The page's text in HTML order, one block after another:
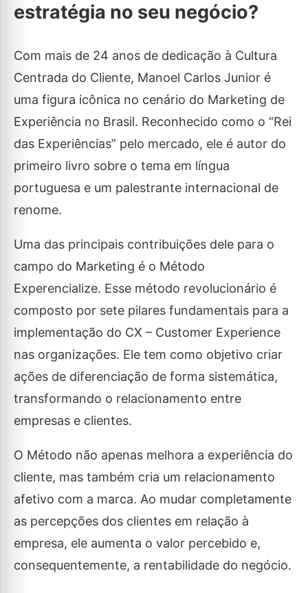
estratégia no seu negócio?
Com mais de 24 anos de dedicação à Cultura
Centrada do Cliente, Manoel Carlos Junior é
uma figura icônica no cenário do Marketing de
Experiência no Brasil. Reconhecido como o “Rei
das Experiências” pelo mercado, ele é autor do
primeiro livro sobre o tema em língua
portuguesa e um palestrante internacional de
renome.
Uma das principais contribuições dele para o
campo do Marketing é o Método
Experencialize. Esse método revolucionário é
composto por sete pilares fundamentais para a
implementação do CX – Customer Experience
nas organizações. Ele tem como objetivo criar
ações de diferenciação de forma sistemática,
transformando o relacionamento entre
empresas e clientes.
O Método não apenas melhora a experiência do
cliente, mas também cria um relacionamento
afetivo com a marca. Ao mudar completamente
as percepções dos clientes em relação à
empresa, ele aumenta o valor percebido e,
consequentemente, a rentabilidade do negócio.